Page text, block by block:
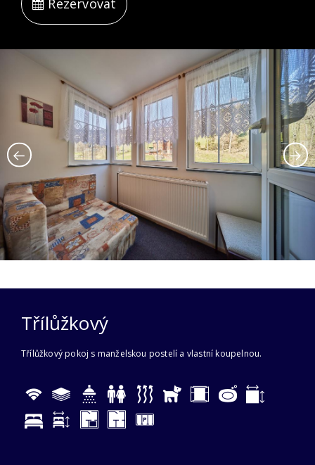
Rezervovat
Třílůžkový
Třílůžkový pokoj s manželskou postelí a vlastní koupelnou.